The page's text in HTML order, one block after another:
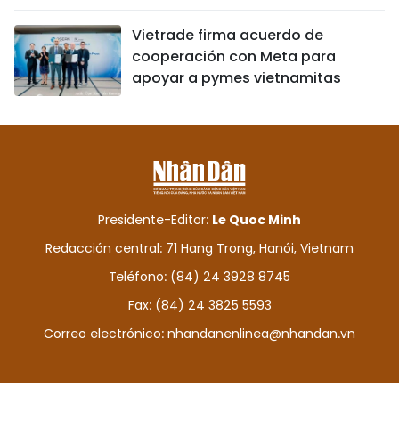
Vietrade firma acuerdo de
cooperación con Meta para
apoyar a pymes vietnamitas
Presidente-Editor: Le Quoc Minh
Redacción central: 71 Hang Trong, Hanói, Vietnam
Teléfono: (84) 24 3928 8745
Fax: (84) 24 3825 5593
Correo electrónico: nhandanenlinea@nhandan.vn